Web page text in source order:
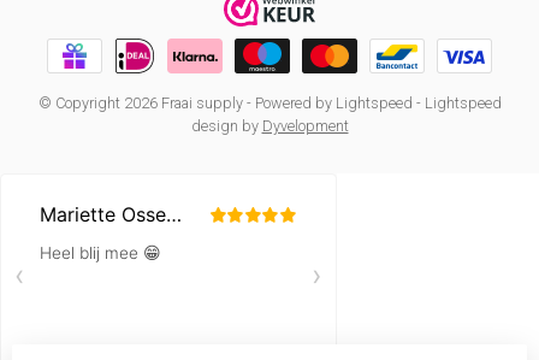
© Copyright 2026 Fraai supply- Powered by Lightspeed - Lightspeed
design by Dyvelopment